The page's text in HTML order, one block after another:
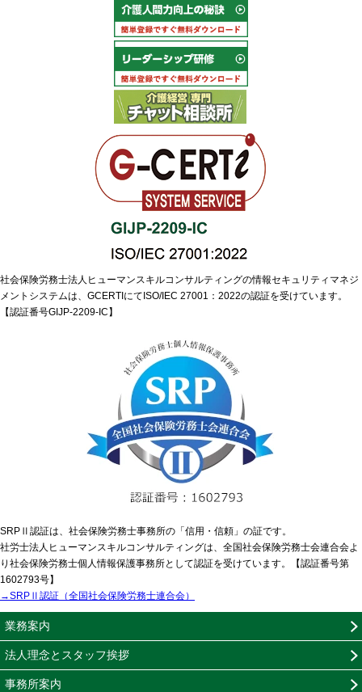
社会保険労務士法人ヒューマンスキルコンサルティングの情報セキュリティマネジ
メントシステムは、GCERTIにてISO/IEC 27001：2022の認証を受けています。
【認証番号GIJP-2209-IC】
SRPⅡ認証は、社会保険労務士事務所の「信用・信頼」の証です。
社労士法人ヒューマンスキルコンサルティングは、全国社会保険労務士会連合会よ
り社会保険労務士個人情報保護事務所として認証を受けています。【認証番号第
1602793号】
→SRPⅡ認証（全国社会保険労務士連合会）
業務案内
法人理念とスタッフ挨拶
事務所案内